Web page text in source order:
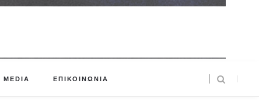
MEDIA ΕΠΙΚΟΙΝΩΝΙΑ